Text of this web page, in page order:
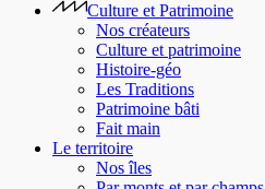
Culture et Patrimoine
Nos créateurs
Culture et patrimoine
Histoire-géo
Les Traditions
Patrimoine bâti
Fait main
Le territoire
Nos îles